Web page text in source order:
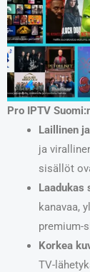
Pro IPTV
Laillinen
ja
sisällöt
Laadukas
kanavaa,
premium-
Korkea
TV-